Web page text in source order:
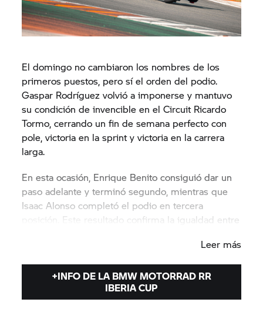
El domingo no cambiaron los nombres de los
primeros puestos, pero sí el orden del podio.
Gaspar Rodríguez volvió a imponerse y mantuvo
su condición de invencible en el Circuit Ricardo
Tormo, cerrando un fin de semana perfecto con
pole, victoria en la sprint y victoria en la carrera
larga.
En esta ocasión, Enrique Benito consiguió dar un
paso adelante y terminó segundo, mientras que
Isaac Alonso completó el podio en tercera
posición. Este resultado confirma la igualdad entre
posiciones no va a ser sencilla durante el resto de
la temporada.
También hubo que seguir de cerca la lucha justo
por detrás. Juan Alonso aguantó buena parte de la
Leer más
+INFO DE LA BMW MOTORRAD RR
IBERIA CUP